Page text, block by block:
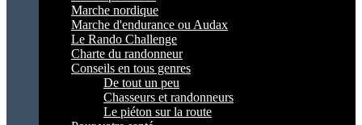
Marche nordique
Marche d'endurance ou Audax
Le Rando Challenge
Charte du randonneur
Conseils en tous genres
De tout un peu
Chasseurs et randonneurs
Le piéton sur la route